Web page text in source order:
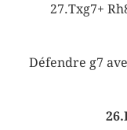
27.Txg7+
Défendre g7